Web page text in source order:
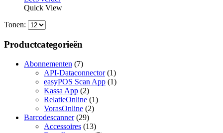
Quick View
Tonen:
Productcategorieën
Abonnementen (7)
API-Dataconnector (1)
easyPOS Scan App (1)
Kassa App (2)
RelatieOnline (1)
VorasOnline (2)
Barcodescanner (29)
Accessoires (13)